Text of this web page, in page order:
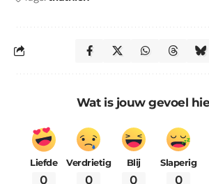
Wat is jouw gevoel
Liefde
0
Verdrietig
0
Blij
0
Slaperig
0